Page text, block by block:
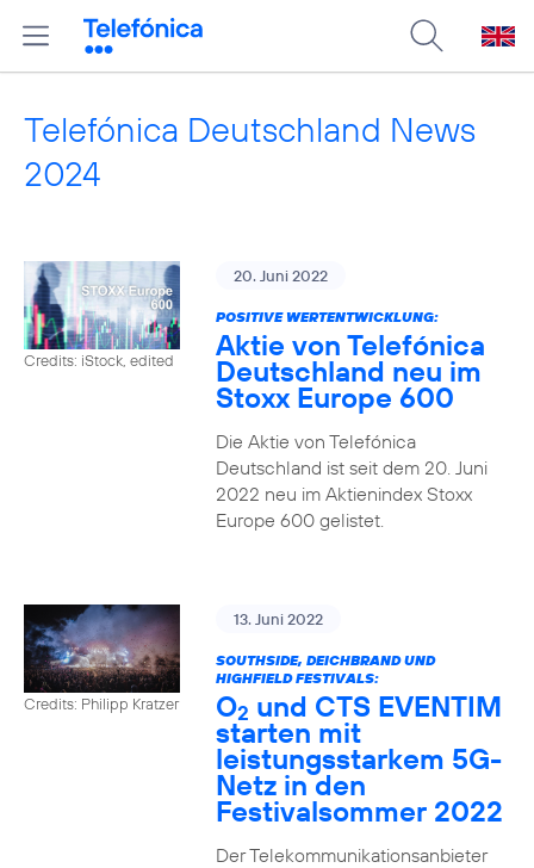
Telefónica Deutschland News
2024
Credits: iStock, edited
20. Juni 2022
POSITIVE WERTENTWICKLUNG:
Aktie von Telefónica
Deutschland neu im
Stoxx Europe 600
Die Aktie von Telefónica
Deutschland ist seit dem 20. Juni
2022 neu im Aktienindex Stoxx
Europe 600 gelistet.
Credits: Philipp Kratzer
13. Juni 2022
SOUTHSIDE, DEICHBRAND UND
HIGHFIELD FESTIVALS:
O2 und CTS EVENTIM
starten mit
leistungsstarkem 5G-
Netz in den
Festivalsommer 2022
Der Telekommunikationsanbieter